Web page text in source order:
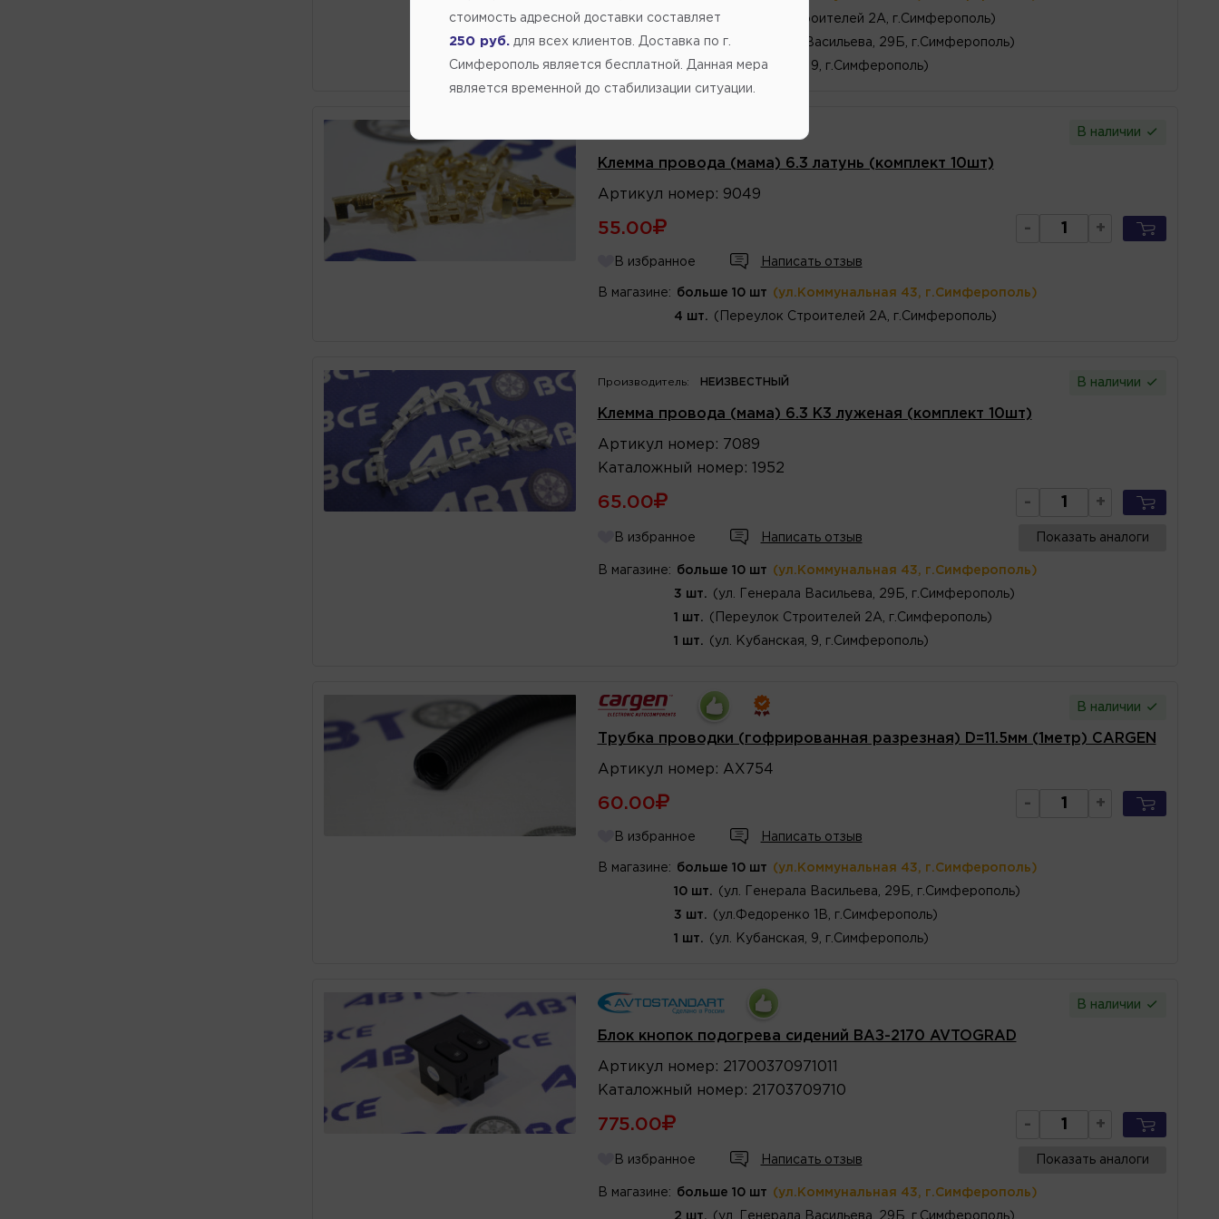
7 шт.(Переулок Строителей 2А, г.Симферополь)
5 шт. (ул. Генерала Васильева, 29Б, г.Симферополь)
1 шт.(ул. Кубанская, 9, г.Симферополь)
В наличии
Клемма провода (мама) 6.3 латунь (комплект 10шт)
Артикул номер : 9049
55.00 - +
В избранное Написать отзыв
В магазине: больше 10 шт (ул.Коммунальная 43, г.Симферополь)
4 шт. (Переулок Строителей 2А, г.Симферополь)
Производитель: НЕИЗВЕСТНЫЙ В наличии
Клемма провода (мама) 6.3 К3 луженая (комплект 10шт)
Артикул номер : 7089
Каталожный номер : 1952
65.00 - +
В избранное Написать отзыв Показать аналоги
В магазине: больше 10 шт (ул.Коммунальная 43, г.Симферополь)
3 шт. (ул. Генерала Васильева, 29Б, г.Симферополь)
1 шт. (Переулок Строителей 2А, г.Симферополь)
1 шт. (ул. Кубанская, 9, г.Симферополь)
В наличии
Трубка проводки (гофрированная разрезная) D=11.5мм (1метр) CARGEN
Артикул номер : AX754
60.00 - +
В избранное Написать отзыв
В магазине: больше 10 шт (ул.Коммунальная 43, г.Симферополь)
10 шт. (ул. Генерала Васильева, 29Б, г.Симферополь)
3 шт. (ул.Федоренко 1В, г.Симферополь)
1 шт. (ул. Кубанская, 9, г.Симферополь)
В наличии
Блок кнопок подогрева сидений ВАЗ-2170 AVTOGRAD
Артикул номер : 21700370971011
Каталожный номер : 21703709710
775.00 - +
В избранное Написать отзыв Показать аналоги
В магазине: больше 10 шт (ул.Коммунальная 43, г.Симферополь)
2 шт. (ул. Генерала Васильева, 29Б, г.Симферополь)
стоимость адресной доставки составляет
250 руб. для всех клиентов. Доставка по г.
Симферополь является бесплатной. Данная мера
является временной до стабилизации ситуации.